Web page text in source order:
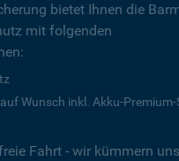
bietet Ihnen die
mit folgenden
Wunsch inkl. Akku-
Fahrt - wir kümmern